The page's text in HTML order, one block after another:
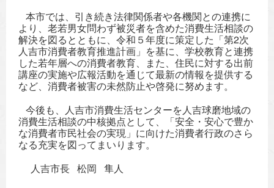
本市では、引き続き法律関係者や各機関との連携に
より、老若男女問わず被災者を含めた消費生活相談の
解決を図るとともに、令和５年度に策定した「第2次
人吉市消費者教育推進計画」を基に、学校教育と連携
した若年層への消費者教育、また、住民に対する出前
講座の実施や広報活動を通じて最新の情報を提供する
など、消費者被害の未然防止や啓発に努めます。
今後も、人吉市消費生活センターを人吉球磨地域の
消費生活相談の中核拠点として、「安全・安心で豊か
な消費者市民社会の実現」に向けた消費者行政のさら
なる充実を図ってまいります。
人吉市長 松岡 隼人